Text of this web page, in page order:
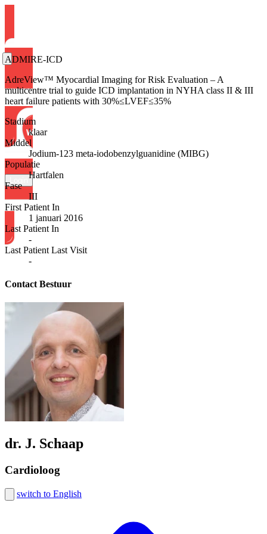
ADMIRE-ICD
AdreView™ Myocardial Imaging for Risk Evaluation – A
multicentre trial to guide ICD implantation in NYHA class II & III
heart failure patients with 30%≤LVEF≤35%
Stadium
klaar
Middel
Jodium-123 meta-iodobenzylguanidine (MIBG)
Populatie
Hartfalen
Fase
III
First Patient In
1 januari 2016
Last Patient In
-
Last Patient Last Visit
-
Contact Bestuur
dr. J. Schaap
Cardioloog
switch to English